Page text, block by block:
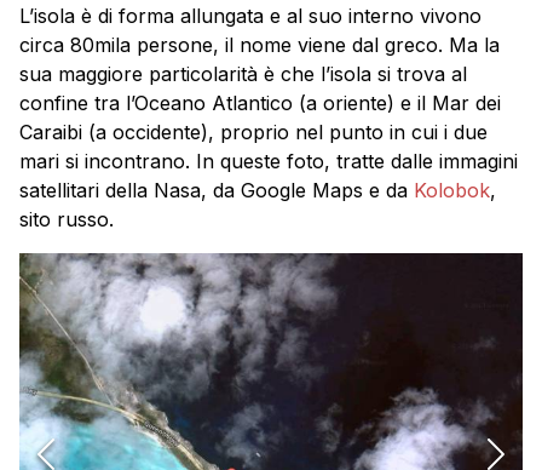
L’isola è di forma allungata e al suo interno vivono
circa 80mila persone, il nome viene dal greco. Ma la
sua maggiore particolarità è che l’isola si trova al
confine tra l’Oceano Atlantico (a oriente) e il Mar dei
Caraibi (a occidente), proprio nel punto in cui i due
mari si incontrano. In queste foto, tratte dalle immagini
satellitari della Nasa, da Google Maps e da Kolobok,
sito russo.